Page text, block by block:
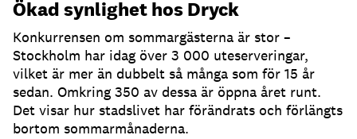
Ökad synlighet hos Dryck
Konkurrensen om sommargästerna är stor –
Stockholm har idag över 3 000 uteserveringar,
vilket är mer än dubbelt så många som för 15 år
sedan. Omkring 350 av dessa är öppna året runt.
Det visar hur stadslivet har förändrats och förlängts
bortom sommarmånaderna.